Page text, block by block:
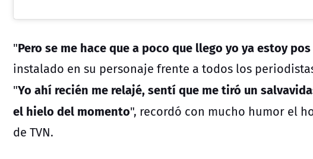
"Pero se me hace que a poco que llego yo ya estoy
instalado en su personaje frente a todos los
"Yo ahí recién me relajé, sentí que me tiró un
el hielo del momento", recordó con mucho humor el
de TVN.